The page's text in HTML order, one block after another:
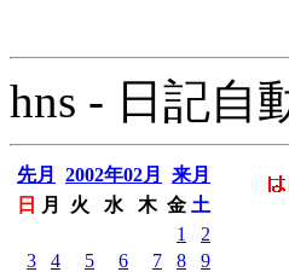
hns - 日記自
先月 2002年02月
来月
日
月 火 水 木 金 土
1
2
3
4 5 6 7 8
9